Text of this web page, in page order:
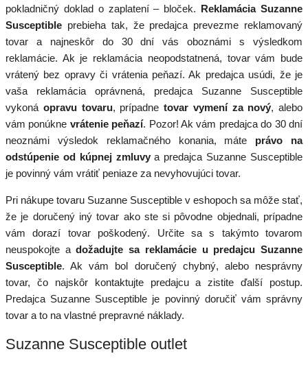
pokladničný doklad o zaplatení – bloček. Reklamácia Suzanne
Susceptible prebieha tak, že predajca prevezme reklamovaný
tovar a najneskôr do 30 dní vás oboznámi s výsledkom
reklamácie. Ak je reklamácia neopodstatnená, tovar vám bude
vrátený bez opravy či vrátenia peňazí. Ak predajca usúdi, že je
vaša reklamácia oprávnená, predajca Suzanne Susceptible
vykoná opravu tovaru, prípadne tovar vymení za nový, alebo
vám ponúkne vrátenie peňazí. Pozor! Ak vám predajca do 30 dní
neoznámi výsledok reklamačného konania, máte právo na
odstúpenie od kúpnej zmluvya predajca Suzanne Susceptible
je povinný vám vrátiť peniaze za nevyhovujúci tovar.
Pri nákupe tovaru Suzanne Susceptible v eshopoch sa môže stať,
že je doručený iný tovar ako ste si pôvodne objednali, prípadne
vám dorazí tovar poškodený. Určite sa s takýmto tovarom
neuspokojte adožadujte sa reklamácie u predajcu Suzanne
Susceptible. Ak vám bol doručený chybný, alebo nesprávny
tovar, čo najskôr kontaktujte predajcu a zistite ďalší postup.
Predajca Suzanne Susceptible je povinný doručiť vám správny
tovar a to na vlastné prepravné náklady.
Suzanne Susceptible outlet